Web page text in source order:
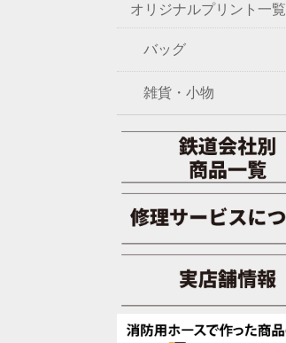
オリジナルプリント一覧
バッグ
雑貨・小物